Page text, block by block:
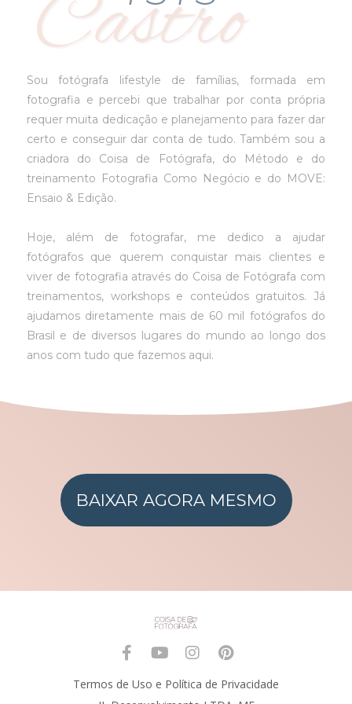
Castro
Sou fotógrafa lifestyle de famílias, formada em
fotografia e percebi que trabalhar por conta própria
requer muita dedicação e planejamento para fazer dar
certo e conseguir dar conta de tudo. Também sou a
criadora do Coisa de Fotógrafa, do Método e do
treinamento Fotografia Como Negócio e do MOVE:
Ensaio & Edição.
Hoje, além de fotografar, me dedico a ajudar
fotógrafos que querem conquistar mais clientes e
viver de fotografia através do Coisa de Fotógrafa com
treinamentos, workshops e conteúdos gratuitos. Já
ajudamos diretamente mais de 60 mil fotógrafos do
Brasil e de diversos lugares do mundo ao longo dos
anos com tudo que fazemos aqui.
BAIXAR AGORA MESMO
Termos de Uso e Política de Privacidade